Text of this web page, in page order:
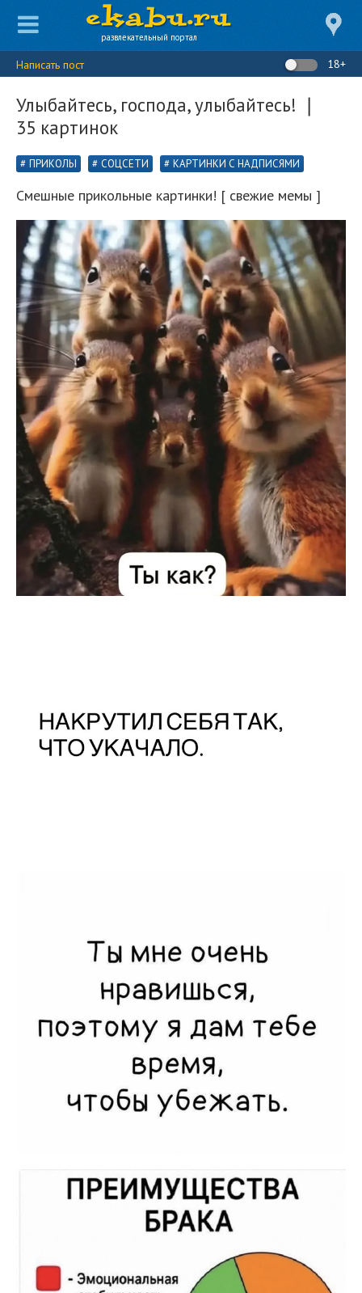
развлекательный портал
Написать пост 18+
Улыбайтесь, господа, улыбайтесь! ❘
35 картинок
ПРИКОЛЫ СОЦСЕТИ КАРТИНКИ С НАДПИСЯМИ
Смешные прикольные картинки! [ свежие мемы ]